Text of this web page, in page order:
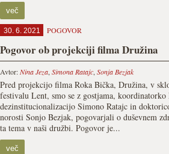
več
30. 6. 2021 POGOVOR
Pogovor ob projekciji filma Družina
Avtor:Nina Jeza, Simona Ratajc, Sonja Bezjak
Pred projekcijo filma Roka Bička, Družina, v
festivalu Lent, smo se z gostjama, koordinatorko
dezinstitucionalizacijo Simono Ratajc in
norosti Sonjo Bezjak, pogovarjali o duševnem
ta tema v naši družbi. Pogovor je...
več